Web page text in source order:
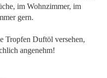
im Wohnzimmer, im
gern.
Tropfen Duftöl versehen,
angenehm!